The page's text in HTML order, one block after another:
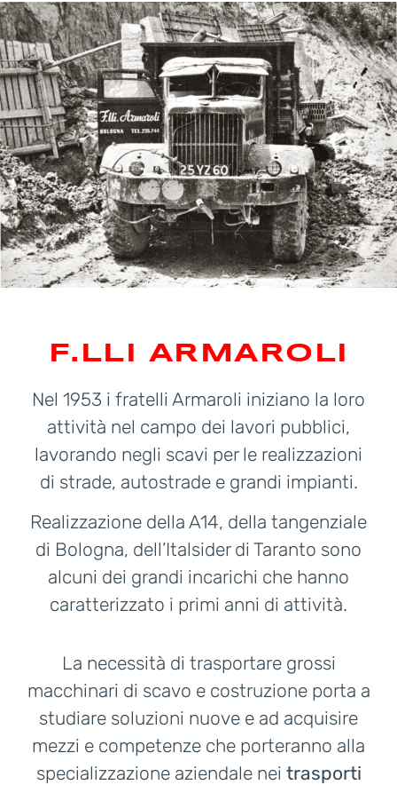
F.LLI ARMAROLI
Nel 1953 i fratelli Armaroli iniziano la loro
attività nel campo dei lavori pubblici,
lavorando negli scavi per le realizzazioni
di strade, autostrade e grandi impianti.
Realizzazione della A14, della tangenziale
di Bologna, dell’Italsider di Taranto sono
alcuni dei grandi incarichi che hanno
caratterizzato i primi anni di attività.
La necessità di trasportare grossi
macchinari di scavo e costruzione porta a
studiare soluzioni nuove e ad acquisire
mezzi e competenze che porteranno alla
specializzazione aziendale nei trasporti